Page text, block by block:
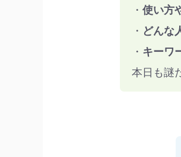
・ 使い方
・ どんな
・ キーワ
本日も謎